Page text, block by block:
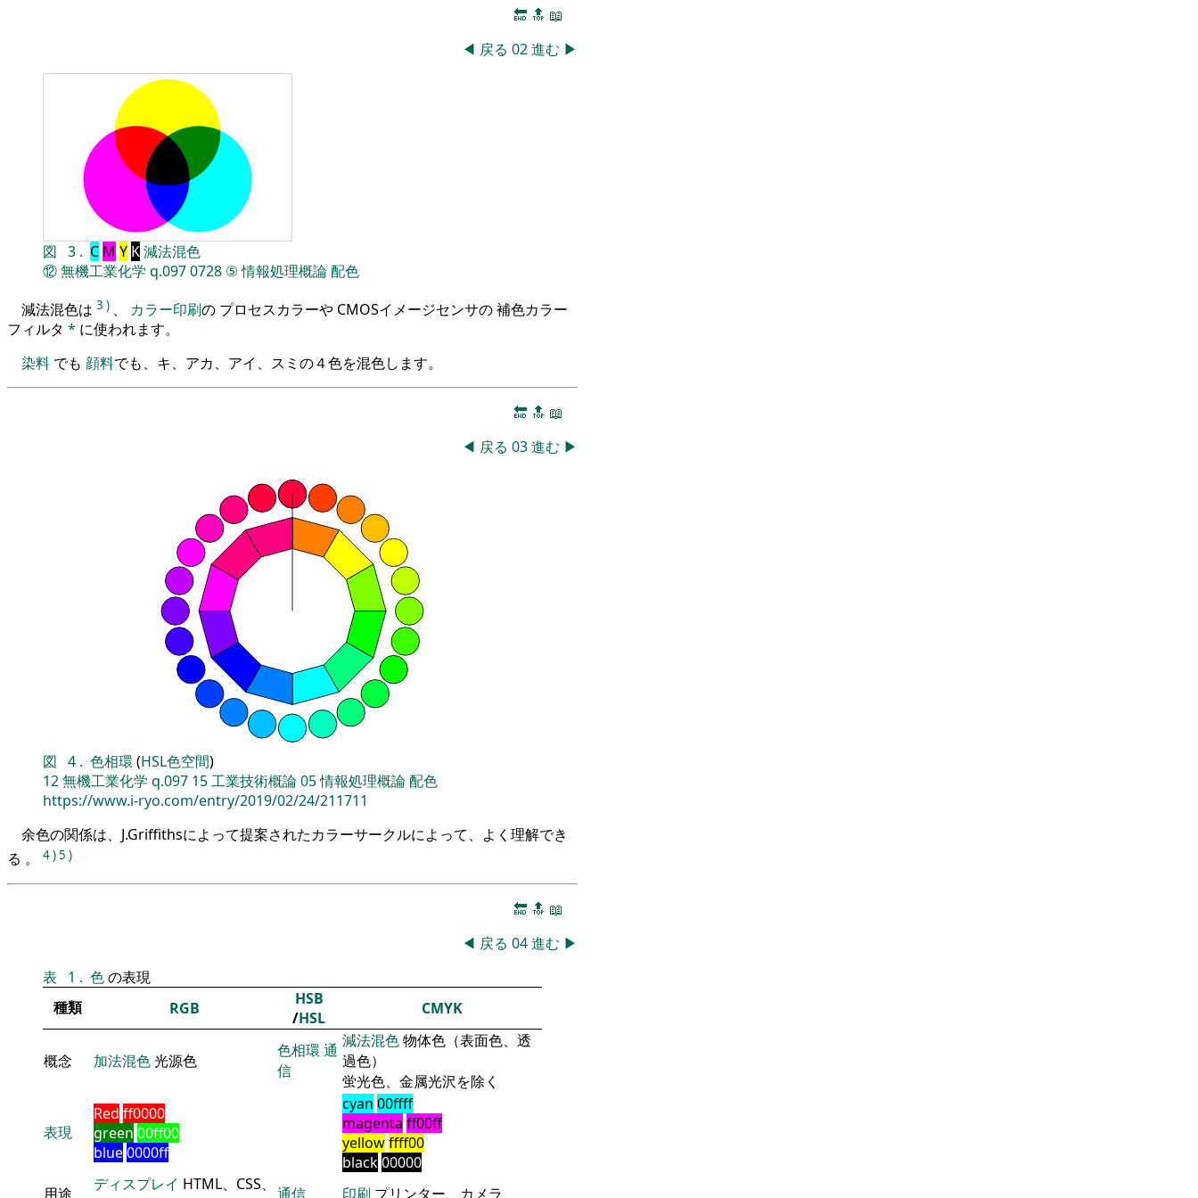
🔚 🔝 📖
◀ 戻る 02進む ▶
図 3 . C M Y K減法混色
⑫無機工業化学 q.0970728 ⑤情報処理概論配色
減法混色は 3 ) 、 カラー印刷の プロセスカラーや CMOSイメージセンサの 補色カラー
フィルタ * に使われます。
染料 でも 顔料でも、キ、アカ、アイ、スミの４色を混色します。
🔚 🔝 📖
◀ 戻る 03進む ▶
図 4 . 色相環 (HSL色空間)
12無機工業化学 q.097 15工業技術概論05情報処理概論配色
https://www.i-ryo.com/entry/2019/02/24/211711
余色の関係は、J.Griffithsによって提案されたカラーサークルによって、よく理解でき
る 。
4)5 )
🔚 🔝 📖
◀ 戻る 04進む ▶
表
1 . 色の表現
種類
RGB
HSB
/HSL CMYK
概念 加法混色光源色
色相環 通
信
減法混色物体色（表面色、透
過色）
蛍光色、金属光沢を除く
表現
Red ff0000
green 00ff00
blue0000ff
cyan 00ffff
magenta ff00ff
yellowffff00
black00000
用途
ディスプレイ HTML、CSS、 通信 印刷 プリンター、カメラ